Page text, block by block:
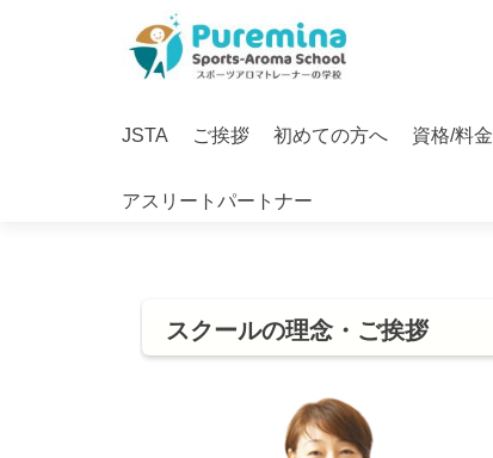
Menu
JSTA ご挨拶 初めての方へ 資格/料金
アスリートパートナー
スクールの理念・ご挨拶